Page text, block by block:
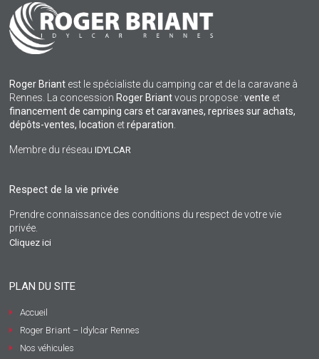
Roger Briant est le spécialiste du camping car et de la caravane à
Rennes. La concession Roger Briantvous propose : vente et
financement de camping cars et caravanes, reprises sur achats,
dépôts-ventes, location etréparation.
Membre du réseauIDYLCAR
Respect de la vie privée
Prendre connaissance des conditions du respect de votre vie
privée.
Cliquez ici
PLAN DU SITE
Accueil
Roger Briant – Idylcar Rennes
Nos véhicules